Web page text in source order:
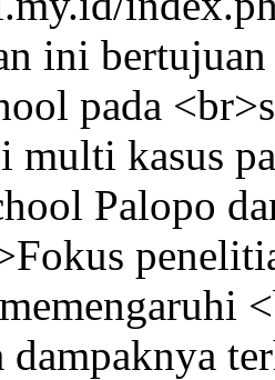
ini
pada
multi kasus
Palopo
dampaknya